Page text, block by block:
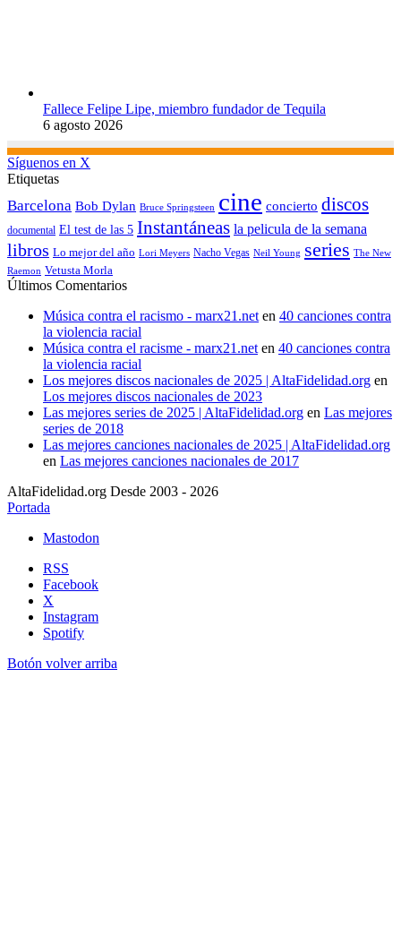
Fallece Felipe Lipe, miembro fundador de Tequila
6 agosto 2026
Síguenos en X
Etiquetas
Barcelona Bob Dylan Bruce Springsteen cine concierto discos
documental El test de las 5 Instantáneas la pelicula de la semana
libros Lo mejor del año Lori Meyers Nacho Vegas Neil Young series The New
Raemon Vetusta Morla
Últimos Comentarios
Música contra el racismo - marx21.net en 40 canciones contra
la violencia racial
Música contra el racisme - marx21.net en 40 canciones contra
la violencia racial
Los mejores discos nacionales de 2025 | AltaFidelidad.org en
Los mejores discos nacionales de 2023
Las mejores series de 2025 | AltaFidelidad.org en Las mejores
series de 2018
Las mejores canciones nacionales de 2025 | AltaFidelidad.org
en Las mejores canciones nacionales de 2017
AltaFidelidad.org Desde 2003 - 2026
Portada
Mastodon
RSS
Facebook
X
Instagram
Spotify
Botón volver arriba